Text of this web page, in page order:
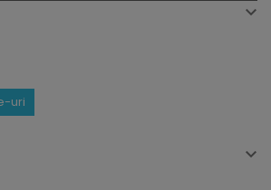

uri
